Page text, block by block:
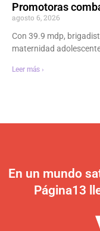
Promotoras
agosto 6, 2026
Con 39.9 mdp,
maternidad
Leer más ›
En un mundo
Página13